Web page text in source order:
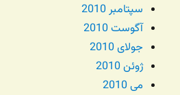
سپتامبر 2010
آگوست 2010
جولای 2010
ژوئن 2010
می 2010